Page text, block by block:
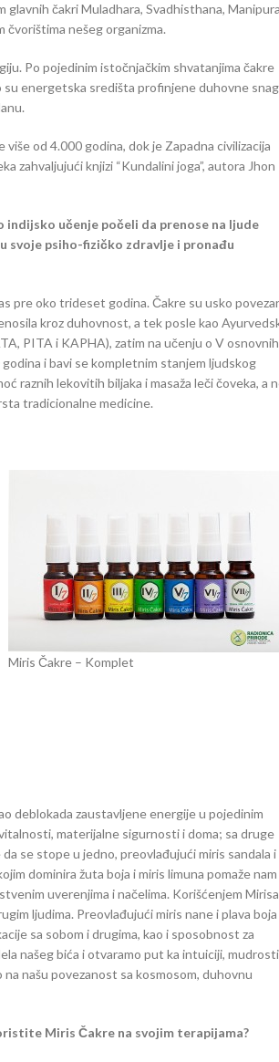
glavnih čakri Muladhara, Svadhisthana,
čvorištima nešeg organizma.
Po pojedinim istočnjačkim shvatanjima čakre
energetska središta profinjene duhovne
od 4.000 godina, dok je Zapadna civilizacija
zahvaljujući knjizi “Kundalini joga”, autora Jhon
indijsko učenje počeli da prenose na ljude
svoje psiho-fizičko zdravlje i pronađu
pre oko trideset godina. Čakre su usko
kroz duhovnost, a tek posle kao
PITA i KAPHA), zatim na učenju o V osnovnih
i bavi se kompletnim stanjem ljudskog
raznih lekovitih biljaka i masaža leči čoveka, a
tradicionalne medicine.
Miris Čakre – Komplet
deblokada zaustavljene energije u pojedinim
materijalne sigurnosti i doma; sa druge
se stope u jedno, preovlađujući miris sandala i
dominira žuta boja i miris limuna pomaže nam
uverenjima i načelima. Korišćenjem Mirisa
ljudima. Preovlađujući miris nane i plava
sa sobom i drugima, kao i sposobnost za
našeg bića i otvaramo put ka intuiciji,
našu povezanost sa kosmosom, duhovnu
Miris Čakre na svojim terapijama?